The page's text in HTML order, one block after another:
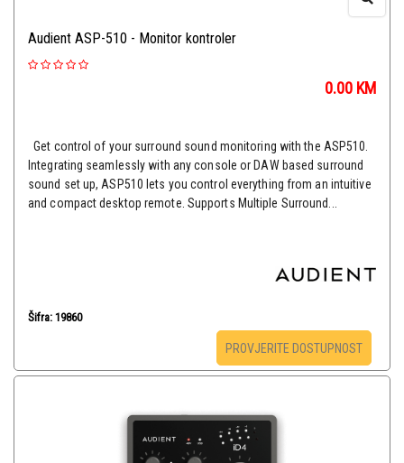
Audient ASP-510 - Monitor kontroler
0.00 KM
Get control of your surround sound monitoring with the ASP510.
Integrating seamlessly with any console or DAW based surround
sound set up, ASP510 lets you control everything from an intuitive
and compact desktop remote. Supports Multiple Surround...
Šifra: 19860
PROVJERITE DOSTUPNOST